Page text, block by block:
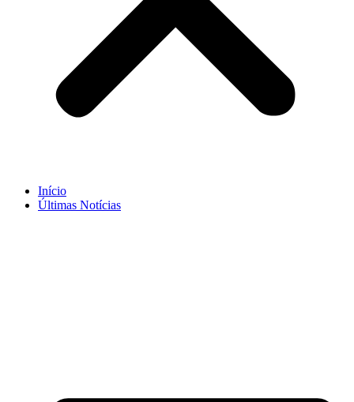
Início
Últimas Notícias